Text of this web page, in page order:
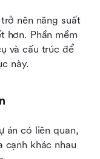
nên năng suất
hơn. Phần mềm
và cấu trúc để
này.
án có liên quan,
cạnh khác nhau